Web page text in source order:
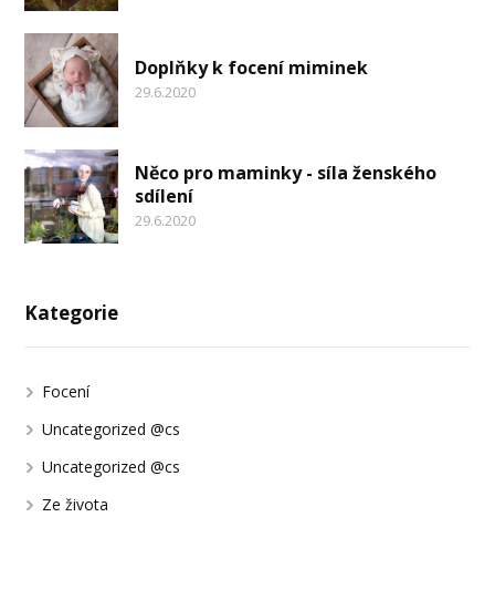
Doplňky k focení miminek
29.6.2020
Něco pro maminky - síla ženského
sdílení
29.6.2020
Kategorie
Focení
Uncategorized @cs
Uncategorized @cs
Ze života